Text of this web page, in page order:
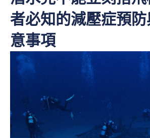
者必知的減壓症預
意事項